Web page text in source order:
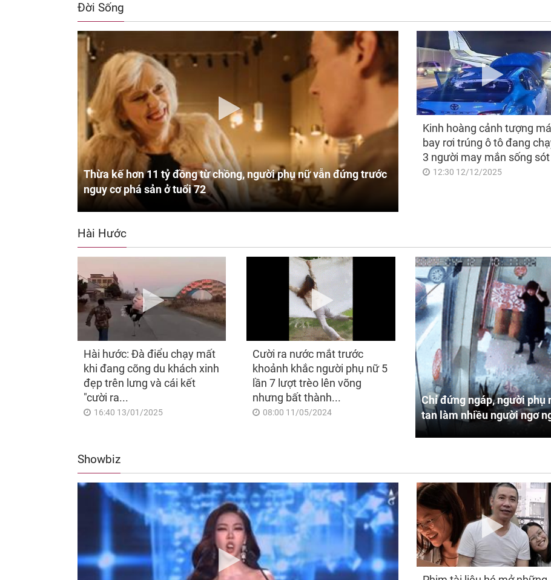
Đời Sống
Thừa kế hơn 11 tỷ đồng từ chồng, người phụ nữ vẫn đứng trước
nguy cơ phá sản ở tuổi 72
Kinh hoàng cảnh tượng
bay rơi trúng ô tô đang
3 người may mắn sống sót
12:30 12/12/2025
Hài Hước
Hài hước: Đà điểu chạy mất
khi đang cõng du khách xinh
đẹp trên lưng và cái kết
"cười ra...
16:40 13/01/2025
Cười ra nước mắt trước
khoảnh khắc người phụ nữ 5
lần 7 lượt trèo lên võng
nhưng bất thành...
08:00 11/05/2024
Chỉ đứng ngáp, người
tan làm nhiều người ngơ
Showbiz